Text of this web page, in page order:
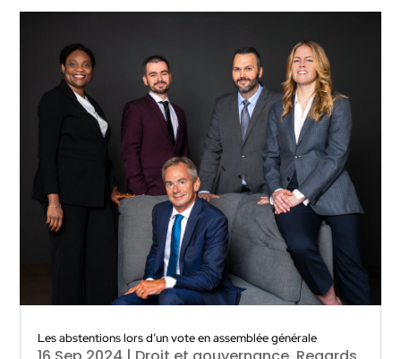
Les abstentions lors d’un vote en assemblée générale